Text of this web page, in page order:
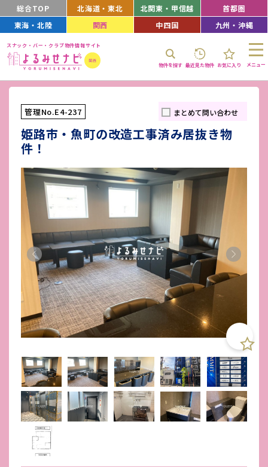
総合TOP 北海道・東北 北関東・甲信越
首都圏
東海・北陸
関西 中四国 九州・沖縄
スナック・バー・クラブ物件情報サイト
物件を探す 最近見た物件 お気に入り メニュー
管理No.E4-237 まとめて問い合わせ
姫路市・魚町の改造工事済み居抜き物
件！